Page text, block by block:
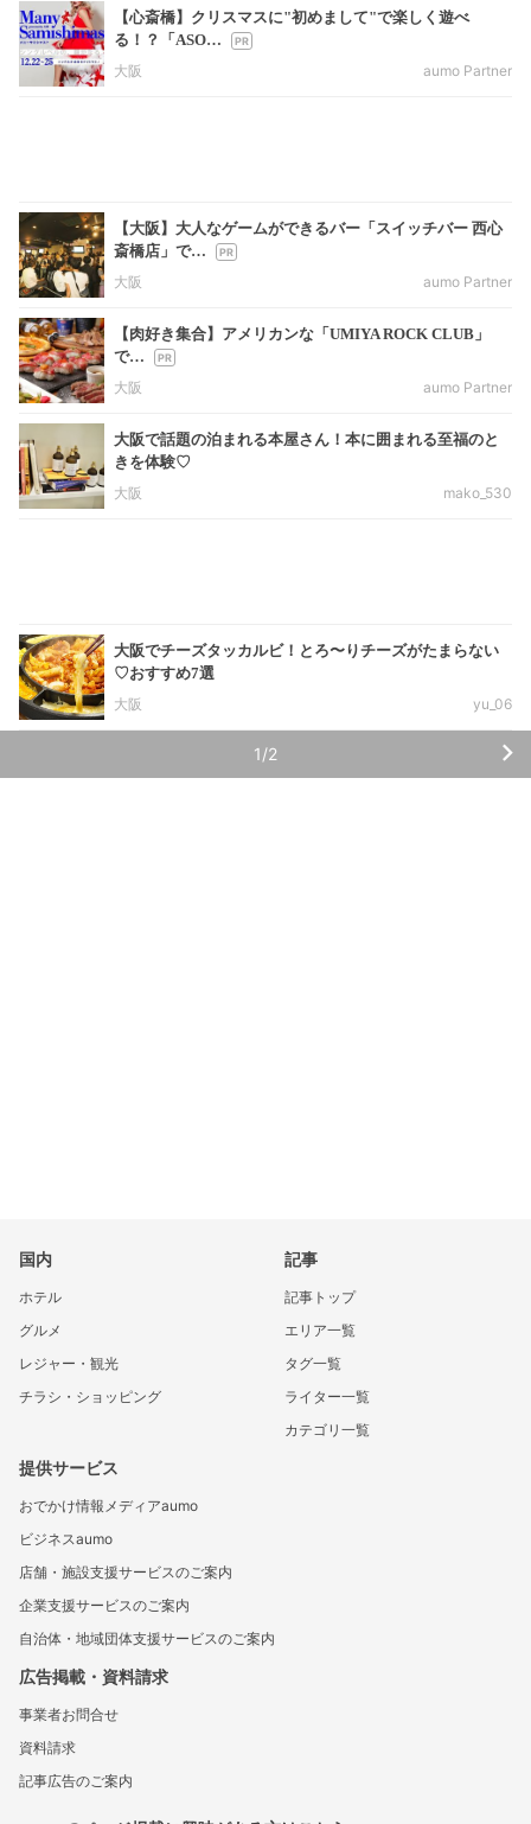
【心斎橋】クリスマスに"初めまして"で楽しく遊べ
る！？「ASO…
大阪
aumo Partner
【大阪】大人なゲームができるバー「スイッチバー 西心
斎橋店」で…
大阪
aumo Partner
【肉好き集合】アメリカンな「UMIYA ROCK CLUB」
で…
大阪
aumo Partner
大阪で話題の泊まれる本屋さん！本に囲まれる至福のと
きを体験♡
大阪
mako_530
大阪でチーズタッカルビ！とろ〜りチーズがたまらない
♡おすすめ7選
大阪
yu_06
1/2
国内
ホテル
グルメ
レジャー・観光
チラシ・ショッピング
記事
記事トップ
エリア一覧
タグ一覧
ライター一覧
カテゴリ一覧
提供サービス
おでかけ情報メディアaumo
ビジネスaumo
店舗・施設支援サービスのご案内
企業支援サービスのご案内
自治体・地域団体支援サービスのご案内
広告掲載・資料請求
事業者お問合せ
資料請求
記事広告のご案内